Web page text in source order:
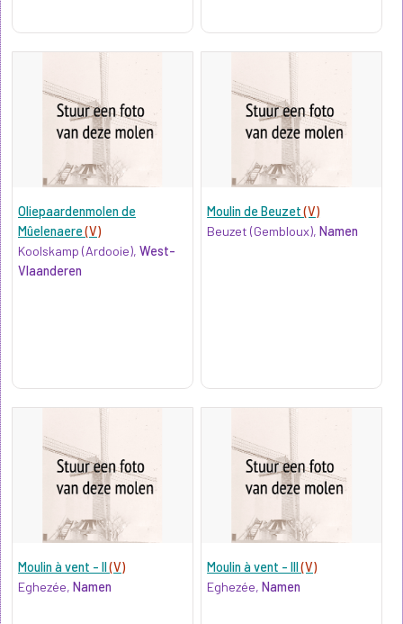
Oliepaardenmolen de
Mûelenaere(V)
Koolskamp (Ardooie), West-
Vlaanderen
Moulin de Beuzet(V)
Beuzet (Gembloux),Namen
Moulin à vent - II(V)
Eghezée, Namen
Moulin à vent - III(V)
Eghezée,Namen